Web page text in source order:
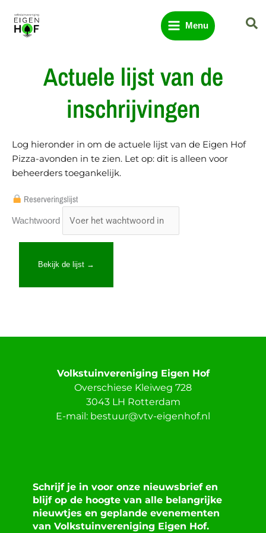
naar
Menu
Actuele lijst van de
inschrijvingen
Log hieronder in om de actuele lijst van de Eigen Hof
Pizza-avonden in te zien. Let op: dit is alleen voor
beheerders toegankelijk.
Reserveringslijst
Wachtwoord
Bekijk de lijst →
Volkstuinvereniging Eigen Hof
Overschiese Kleiweg 728
3043 LH Rotterdam
E-mail: bestuur@vtv-eigenhof.nl
Schrijf je in voor onze nieuwsbrief en
blijf op de hoogte van alle belangrijke
nieuwtjes en geplande evenementen
van Volkstuinvereniging Eigen Hof.